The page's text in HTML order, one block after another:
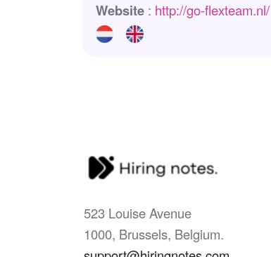
Website: http://go-flexteam.nl/
523 Louise Avenue
1000, Brussels, Belgium.